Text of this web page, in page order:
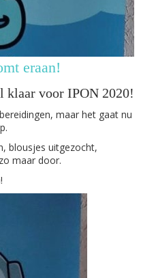
eraan!
klaar voor IPON 2020!
maar het gaat nu
blousjes uitgezocht,
maar door.